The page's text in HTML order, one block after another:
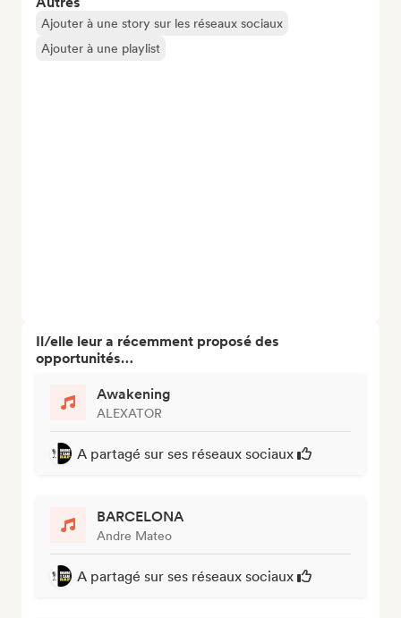
Ajouter à une story sur les réseaux sociaux
Ajouter à une playlist
Il/elle leur a récemment proposé des
opportunités…
Awakening
ALEXATOR
A partagé sur ses réseaux sociaux
BARCELONA
Andre Mateo
A partagé sur ses réseaux sociaux